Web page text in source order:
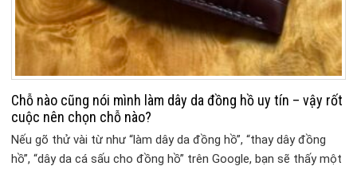
Chỗ nào cũng nói mình làm dây da đồng hồ uy tín – vậy rốt
cuộc nên chọn chỗ nào?
Nếu gõ thử vài từ như “làm dây da đồng hồ”, “thay dây đồng
hồ”, “dây da cá sấu cho đồng hồ” trên Google, bạn sẽ thấy một